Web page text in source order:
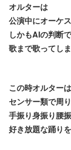
オルターは
公演中にオーケ
しかもAIの判断
歌まで歌ってし
この時オルターは
センサー類で周
手振り身振り腰
好き放題な踊り